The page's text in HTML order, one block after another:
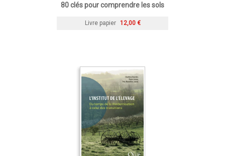
80 clés pour comprendre les sols
Livre papier 12,00 €